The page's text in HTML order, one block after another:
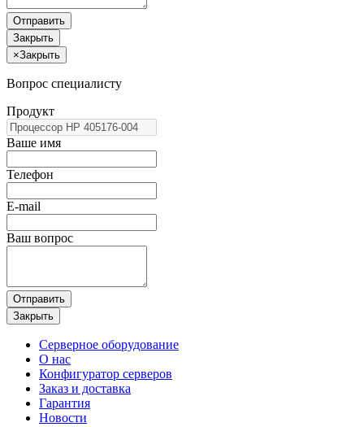
Отправить
Закрыть
×Закрыть
Вопрос специалисту
Продукт
Ваше имя
Телефон
E-mail
Ваш вопрос
Отправить
Закрыть
Серверное оборудование
О нас
Конфигуратор серверов
Заказ и доставка
Гарантия
Новости